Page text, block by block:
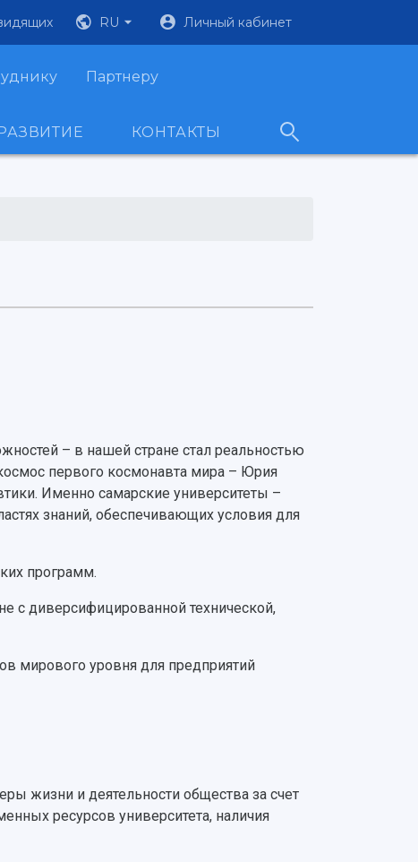
RU Личный кабинет
Партнеру
КОНТАКТЫ
– в нашей стране стал реальностью
первого космонавта мира – Юрия
Именно самарские университеты –
знаний, обеспечивающих условия для
программ.
с диверсифицированной технической,
мирового уровня для предприятий
жизни и деятельности общества за счет
ресурсов университета, наличия